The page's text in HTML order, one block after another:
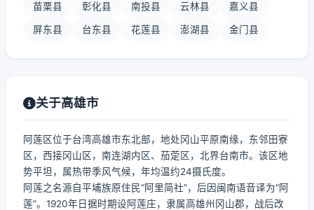
苗栗县 彰化县 南投县 云林县 嘉义县
屏东县 台东县 花莲县 澎湖县 金门县
关于高雄市
阿莲区位于台湾高雄市东北部，地处冈山平原南缘，东邻田寮
区，西接冈山区，南连湖内区、茄萣区，北界台南市。该区地
势平坦，属热带季风气候，年均温约24摄氏度。
阿莲之名源自平埔族原住民“阿里简社”，后因闽南语音译为“阿
莲”。1920年日据时期设阿莲庄，隶属高雄州冈山郡，战后改